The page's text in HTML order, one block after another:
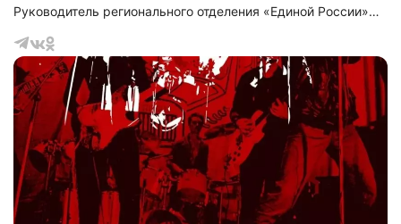
Руководитель регионального отделения «Единой России»
такого памятника в своём Telegram-канале.